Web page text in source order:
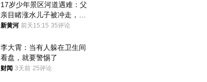
17岁少年景区河道遇难：父
亲目睹涨水儿子被冲走，当
地排除上游泄洪，家属盼厘
新黄河 前天15:15 35评论
李大霄：当有人躲在卫生间
看盘，就要警惕了
财闻 3天前 25评论